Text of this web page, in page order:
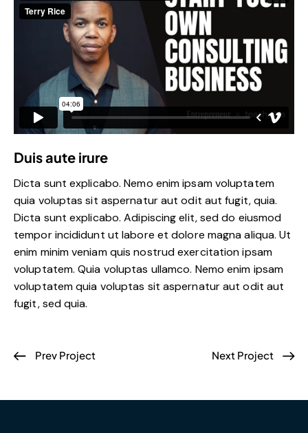
Duis aute irure
Dicta sunt explicabo. Nemo enim ipsam voluptatem
quia voluptas sit aspernatur aut odit aut fugit, quia.
Dicta sunt explicabo. Adipiscing elit, sed do eiusmod
tempor incididunt ut labore et dolore magna aliqua. Ut
enim minim veniam quis nostrud exercitation ipsam
voluptatem. Quia voluptas ullamco. Nemo enim ipsam
voluptatem quia voluptas sit aspernatur aut odit aut
fugit, sed quia.
Prev Project Next Project